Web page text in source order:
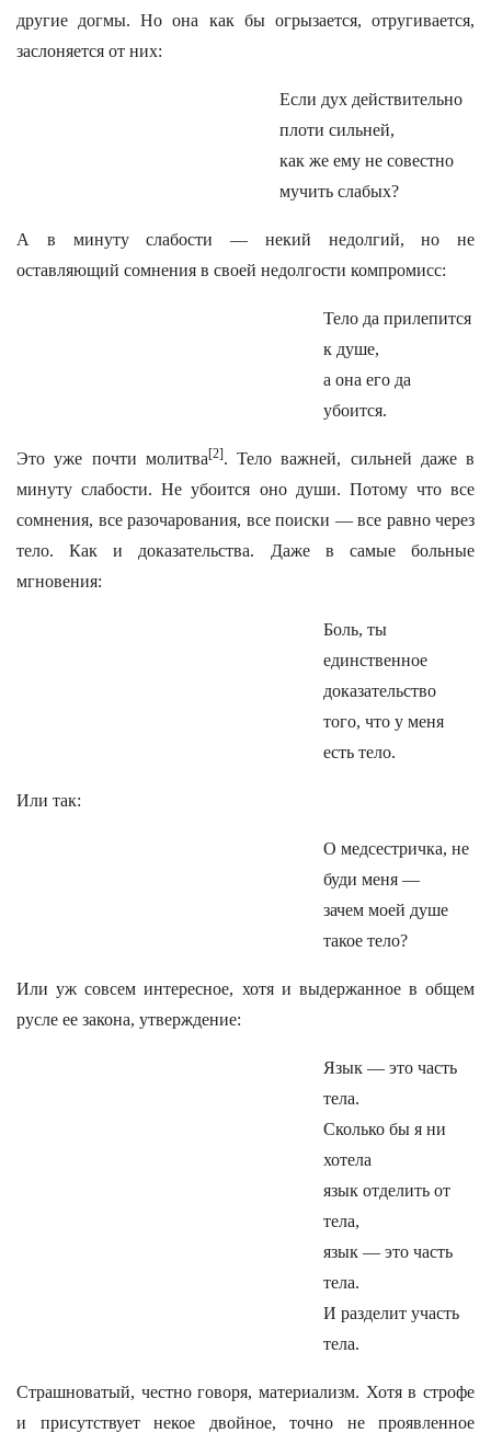
другие догмы. Но она как бы огрызается, отругивается,
заслоняется от них:
Если дух действительно
плоти сильней,
как же ему не совестно
мучить слабых?
А в минуту слабости — некий недолгий, но не
оставляющий сомнения в своей недолгости компромисс:
Тело да прилепится
к душе,
а она его да
убоится.
Это уже почти молитва[2]. Тело важней, сильней даже в
минуту слабости. Не убоится оно души. Потому что все
сомнения, все разочарования, все поиски — все равно через
тело. Как и доказательства. Даже в самые больные
мгновения:
Боль, ты
единственное
доказательство
того, что у меня
есть тело.
Или так:
О медсестричка, не
буди меня —
зачем моей душе
такое тело?
Или уж совсем интересное, хотя и выдержанное в общем
русле ее закона, утверждение:
Язык — это часть
тела.
Сколько бы я ни
хотела
язык отделить от
тела,
язык — это часть
тела.
И разделит участь
тела.
Страшноватый, честно говоря, материализм. Хотя в строфе
и присутствует некое двойное, точно не проявленное